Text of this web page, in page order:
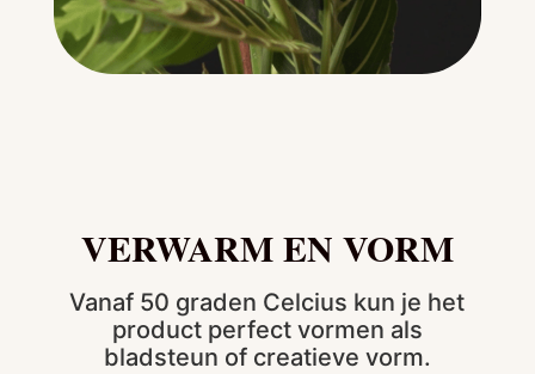
VERWARM EN VORM
Vanaf 50 graden Celcius kun je het
product perfect vormen als
bladsteun of creatieve vorm.